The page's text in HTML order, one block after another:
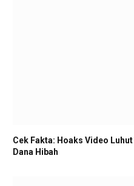
Cek Fakta: Hoaks Video
Dana Hibah